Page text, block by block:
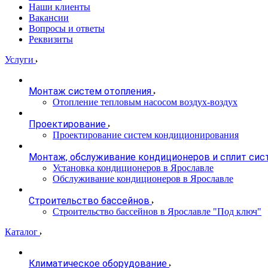
Наши клиенты
Вакансии
Вопросы и ответы
Реквизиты
Услуги
Монтаж систем отопления
Отопление тепловым насосом воздух-воздух
Проектирование
Проектирование систем кондиционирования
Монтаж, обслуживание кондиционеров и сплит
Установка кондиционеров в Ярославле
Обслуживание кондиционеров в Ярославле
Строительство бассейнов
Строительство бассейнов в Ярославле "Под ключ"
Каталог
Климатическое оборудование